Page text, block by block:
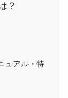
？
ュアル・特